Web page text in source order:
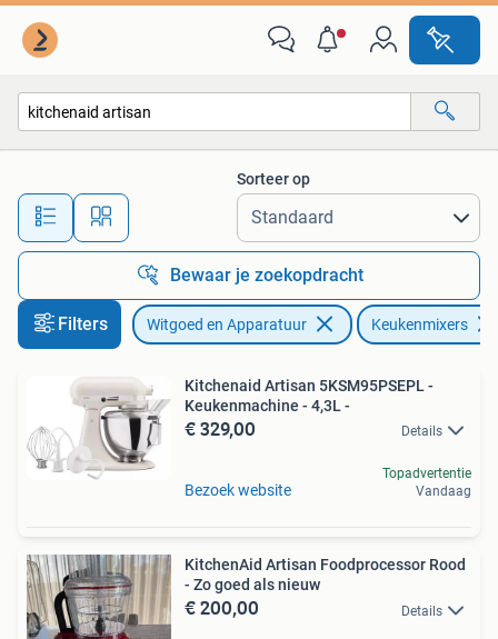
Alle afstanden…
Sorteer op
Bewaar je zoekopdracht
Filters Witgoed en Apparatuur Keukenmixers
Kitchenaid Artisan 5KSM95PSEPL -
Keukenmachine - 4,3L -
€ 329,00 Details
Bezoek website
Topadvertentie
Vandaag
KitchenAid Artisan Foodprocessor Rood
- Zo goed als nieuw
€ 200,00 Details